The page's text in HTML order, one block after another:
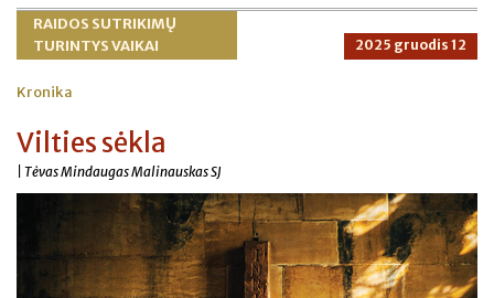
RAIDOS SUTRIKIMŲ
TURINTYS VAIKAI
2025 gruodis 12
Kronika
Vilties sėkla
| Tėvas Mindaugas Malinauskas SJ